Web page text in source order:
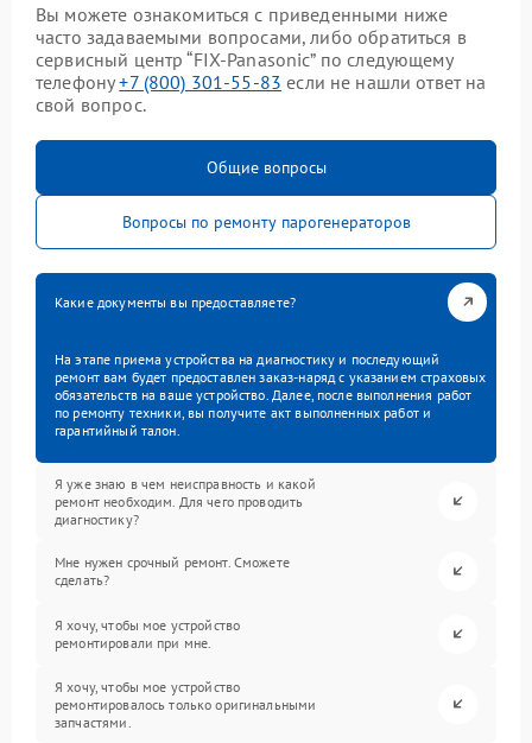
Вы можете ознакомиться с приведенными ниже
часто задаваемыми вопросами, либо обратиться в
сервисный центр “FIX-Panasonic” по следующему
телефону+7 (800) 301-55-83 если не нашли ответ на
свой вопрос.
Общие вопросы
Вопросы по ремонту парогенераторов
Какие документы вы предоставляете?
На этапе приема устройства на диагностику и последующий
ремонт вам будет предоставлен заказ-наряд с указанием страховых
обязательств на ваше устройство. Далее, после выполнения работ
по ремонту техники, вы получите акт выполненных работ и
гарантийный талон.
Я уже знаю в чем неисправность и какой
ремонт необходим. Для чего проводить
диагностику?
Мне нужен срочный ремонт. Сможете
сделать?
Я хочу, чтобы мое устройство
ремонтировали при мне.
Я хочу, чтобы мое устройство
ремонтировалось только оригинальными
запчастями.